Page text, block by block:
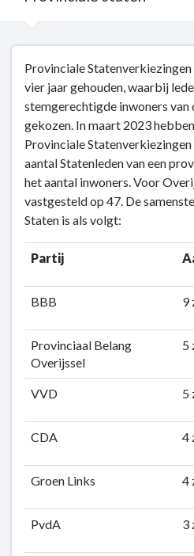
navigatie
Organisatie
Provinciale
staten
Provinciale
vier jaar gehouden, waarbij
stemgerechtigde inwoners
gekozen. In maart 2023
Provinciale
aantal Statenleden van een
het aantal inwoners. Voor
vastgesteld op 47. De
Staten is als volgt:
Partij
BBB 9
Provinciaal Belang
Overijssel
5
VVD 5
CDA 4
Groen Links 4
PvdA 3